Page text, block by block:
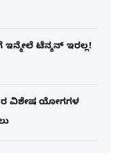
ಟೆನ್ಶನ್​ ಇರಲ್ಲ!
ವಿಶೇಷ ಯೋಗಗಳ